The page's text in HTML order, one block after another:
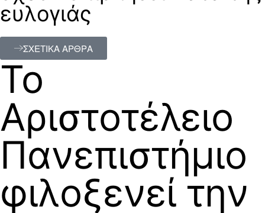
ευλογιάς
ΣΧΕΤΙΚΑ ΑΡΘΡΑ
Το
Αριστοτέλειο
Πανεπιστήμιο
φιλοξενεί την